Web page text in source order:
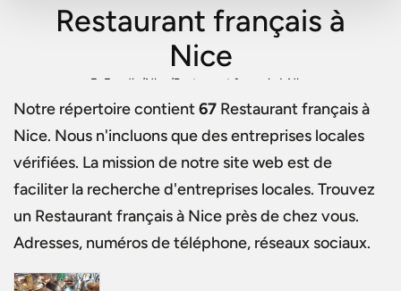
Restaurant français à
Nice
Fr Foodie /Nice /Restaurant français à Nice
Notre répertoire contient67 Restaurant français à
Nice. Nous n'incluons que des entreprises locales
vérifiées. La mission de notre site web est de
faciliter la recherche d'entreprises locales. Trouvez
un Restaurant français à Nice près de chez vous.
Adresses, numéros de téléphone, réseaux sociaux.